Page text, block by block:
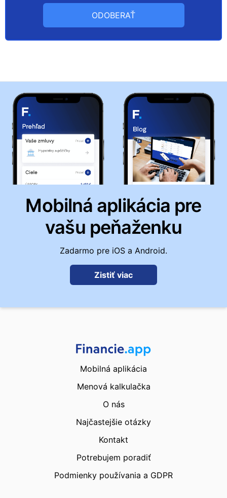
ODOBERAŤ
Mobilná aplikácia pre
vašu peňaženku
Zadarmo pre iOS a Android.
Zistiť viac
Mobilná aplikácia
Menová kalkulačka
O nás
Najčastejšie otázky
Kontakt
Potrebujem poradiť
Podmienky používania a GDPR